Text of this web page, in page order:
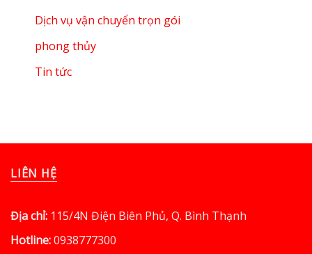
Dịch vụ vận chuyển trọn gói
phong thủy
Tin tức
LIÊN HỆ
Địa chỉ: 115/4N Điện Biên Phủ, Q. Bình Thạnh
Hotline:0938777300